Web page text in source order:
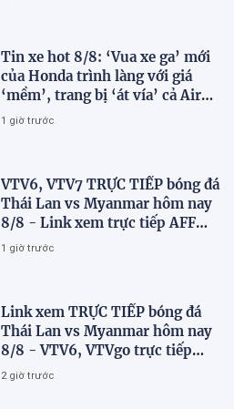
Tin xe hot 8/8: ‘Vua xe ga’ mới
của Honda trình làng với giá
‘mềm’, trang bị ‘át vía’ cả Air
Blade và SH
1 giờ trước
VTV6, VTV7 TRỰC TIẾP bóng đá
Thái Lan vs Myanmar hôm nay
8/8 - Link xem trực tiếp AFF
Cup 2026 mới nhất
1 giờ trước
Link xem TRỰC TIẾP bóng đá
Thái Lan vs Myanmar hôm nay
8/8 - VTV6, VTVgo trực tiếp
AFF Cup 2026
2 giờ trước